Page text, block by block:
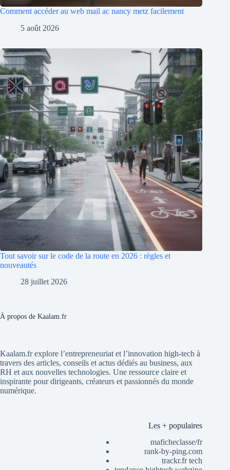
Comment accéder au web mail ac nancy metz facilement
5 août 2026
Tout savoir sur le code de la route en 2026 : règles et
nouveautés
28 juillet 2026
À propos de Kaalam.fr
Kaalam.fr explore l’entrepreneuriat et l’innovation high-tech à
travers des articles, conseils et actus dédiés au business, aux
RH et aux nouvelles technologies. Une ressource claire et
inspirante pour dirigeants, créateurs et passionnés du monde
numérique.
Les + populaires
maficheclasse/fr
rank-by-ping.com
trackr.fr tech